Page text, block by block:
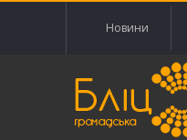
Новини